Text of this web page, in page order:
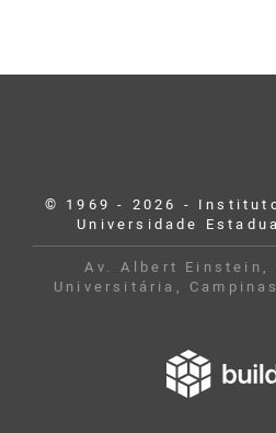
© 1969 - 2026 -
Universidade
Av. Albert Einstein,
Universitária,